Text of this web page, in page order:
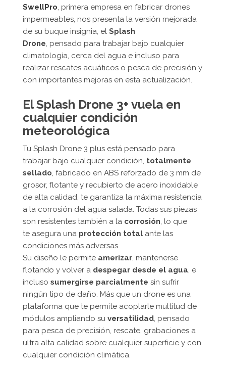
SwellPro , primera empresa en fabricar drones
impermeables, nos presenta la versión mejorada
de su buque insignia, el Splash
Drone , pensado para trabajar bajo cualquier
climatología, cerca del agua e incluso para
realizar rescates acuáticos o pesca de precisión y
con importantes mejoras en esta actualización.
El Splash Drone 3+ vuela en
cualquier condición
meteorológica
Tu Splash Drone 3 plus está pensado para
trabajar bajo cualquier condición, totalmente
sellado , fabricado en ABS reforzado de 3 mm de
grosor, flotante y recubierto de acero inoxidable
de alta calidad, te garantiza la máxima resistencia
a la corrosión del agua salada. Todas sus piezas
son resistentes también a la corrosión , lo que
te asegura una protección total ante las
condiciones más adversas.
Su diseño le permite amerizar , mantenerse
flotando y volver a despegar desde el agua , e
incluso sumergirse parcialmente sin sufrir
ningún tipo de daño. Más que un drone es una
plataforma que te permite acoplarle multitud de
módulos ampliando su versatilidad , pensado
para pesca de precisión, rescate, grabaciones a
ultra alta calidad sobre cualquier superficie y con
cualquier condición climática.